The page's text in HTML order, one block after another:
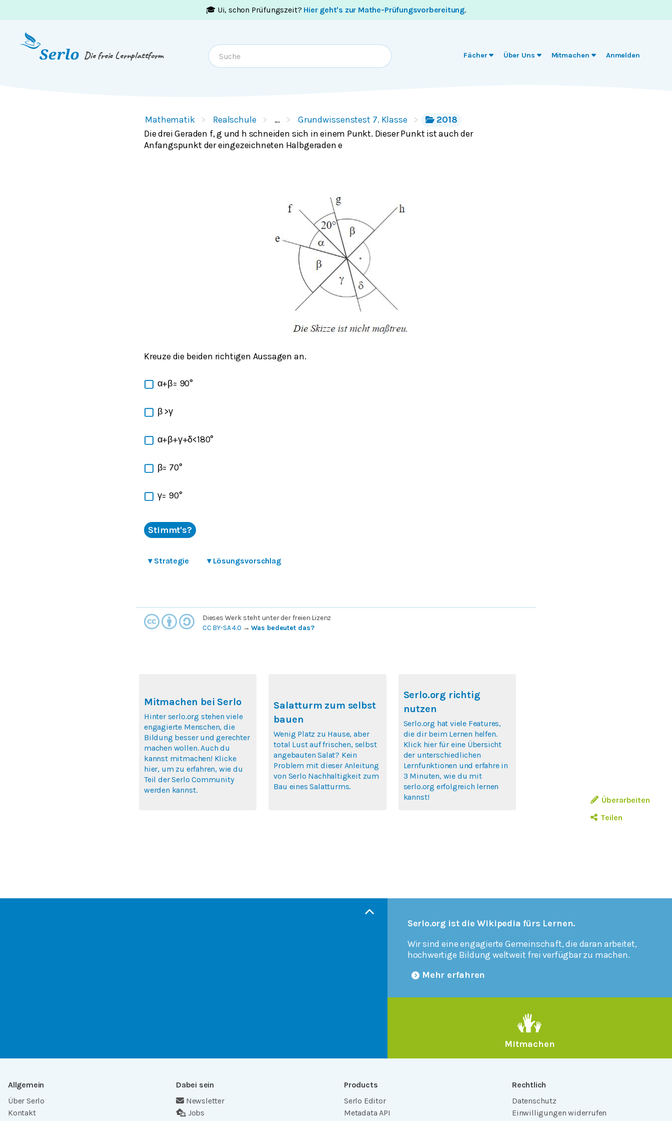
🎓 Ui, schon Prüfungszeit? Hier geht's zur Mathe-Prüfungsvorbereitung.
Die freie Lernplattform Fächer Über Uns Mitmachen Anmelden
Mathematik Realschule … Grundwissenstest 7. Klasse
2018
Die drei Geraden f, g und h schneiden sich in einem Punkt. Dieser Punkt ist auch der
Anfangspunkt der eingezeichneten Halbgeraden e
Kreuze die beiden richtigen Aussagen an.
α+β= 90°
β >γ
α+β+γ+δ<180°
β= 70°
γ= 90°
Stimmt's?
▾ Strategie ▾ Lösungsvorschlag
Überarbeiten
Teilen
Dieses Werk steht unter der freien Lizenz
CC BY-SA 4.0 →Was bedeutet das?
Mitmachen bei Serlo
Hinter serlo.org stehen viele
engagierte Menschen, die
Bildung besser und gerechter
machen wollen. Auch du
kannst mitmachen! Klicke
hier, um zu erfahren, wie du
Teil der Serlo Community
werden kannst.
Salatturm zum selbst
bauen
Wenig Platz zu Hause, aber
total Lust auf frischen, selbst
angebauten Salat? Kein
Problem mit dieser Anleitung
von Serlo Nachhaltigkeit zum
Bau eines Salatturms.
Serlo.org richtig
nutzen
Serlo.org hat viele Features,
die dir beim Lernen helfen.
Klick hier für eine Übersicht
der unterschiedlichen
Lernfunktionen und erfahre in
3 Minuten, wie du mit
serlo.org erfolgreich lernen
kannst!
Serlo.org ist die Wikipedia fürs Lernen.
Wir sind eine engagierte Gemeinschaft, die daran arbeitet,
hochwertige Bildung weltweit frei verfügbar zu machen.
Mehr erfahren
Mitmachen
Allgemein
Über Serlo
Kontakt
Dabei sein
Newsletter
Jobs
Products
Serlo Editor
Metadata API
Rechtlich
Datenschutz
Einwilligungen widerrufen